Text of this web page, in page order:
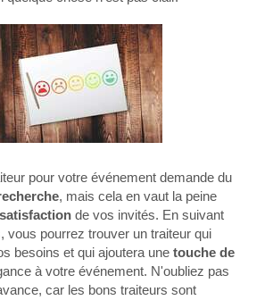
pour votre événement demande du
, mais cela en vaut la peine
satisfaction de vos invités. En suivant
vous pourrez trouver un traiteur qui
besoins et qui ajoutera une touche de
à votre événement. N'oubliez pas
car les bons traiteurs sont